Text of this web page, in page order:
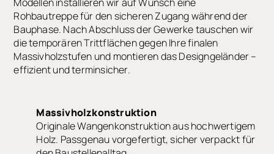
Rohbautreppe für den sicheren Zugang während der
Bauphase. Nach Abschluss der Gewerke tauschen wir
die temporären Trittflächen gegen Ihre finalen
Massivholzstufen und montieren das Designgeländer –
effizient und terminsicher.
Massivholzkonstruktion
Originale Wangenkonstruktion aus
hochwertigem Holz. Passgenau vorgefertigt,